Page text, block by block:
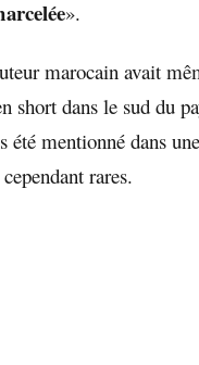
».
marocain avait
short dans le sud du
été mentionné dans
rares.